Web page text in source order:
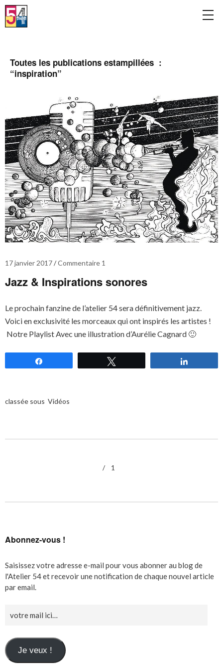
Toutes les publications estampillées :
“inspiration”
17 janvier 2017 Commentaire 1
Jazz & Inspirations sonores
Le prochain fanzine de l’atelier 54 sera définitivement jazz.
Voici en exclusivité les morceaux qui ont inspirés les artistes !
Notre Playlist Avec une illustration d’Aurélie Cagnard 🙂
classée sous Vidéos
1
Abonnez-vous !
Saisissez votre adresse e-mail pour vous abonner au blog de
l'Atelier 54 et recevoir une notification de chaque nouvel article
par email.
Je veux !